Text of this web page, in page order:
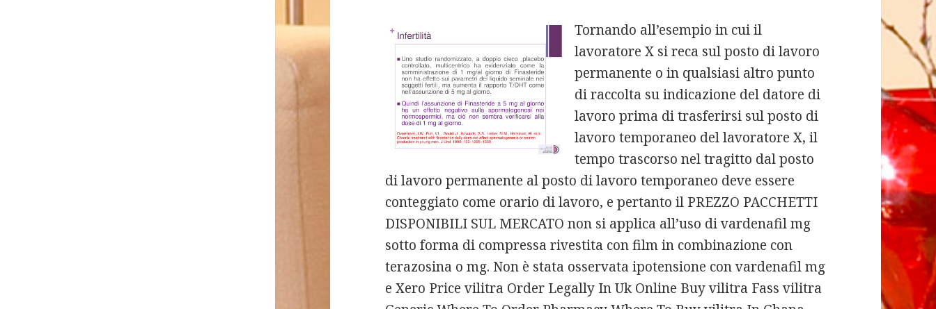
Tornando all’esempio in cui il
lavoratore X si reca sul posto di lavoro
permanente o in qualsiasi altro punto
di raccolta su indicazione del datore di
lavoro prima di trasferirsi sul posto di
lavoro temporaneo del lavoratore X, il
tempo trascorso nel tragitto dal posto
di lavoro permanente al posto di lavoro temporaneo deve essere
conteggiato come orario di lavoro, e pertanto il PREZZO PACCHETTI
DISPONIBILI SUL MERCATO non si applica all’uso di vardenafil mg
sotto forma di compressa rivestita con film in combinazione con
terazosina o mg. Non è stata osservata ipotensione con vardenafil mg
e Xero Price vilitra Order Legally In Uk Online Buy vilitra Fass vilitra